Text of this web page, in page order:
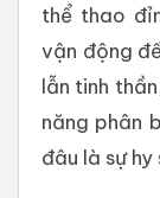
thể thao
vận động
lẫn tinh
năng phân
đâu là sự